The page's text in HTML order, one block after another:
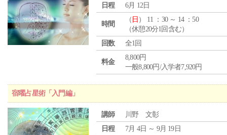
日程
6月 12日
時間
（ 日 ） 11 ：30 ～ 14 ：50
（休憩20分1回含む）
回数
全1回
料金
8,800円
一般8,800円/入学者7,920円
宿曜占星術「入門編」
講師
川野 文彰
日程
7月 4日 ～ 9月 19日